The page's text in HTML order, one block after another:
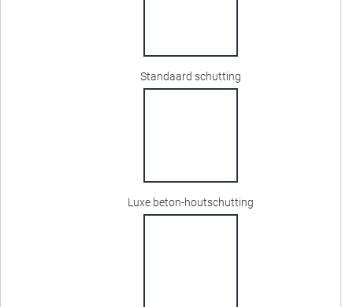
Standaard schutting
Luxe beton-houtschutting